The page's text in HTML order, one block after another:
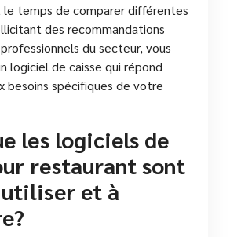
le temps de comparer différentes
des recommandations
du secteur, vous
logiciel de caisse qui répond
besoins spécifiques de votre
les logiciels de
restaurant sont
et à